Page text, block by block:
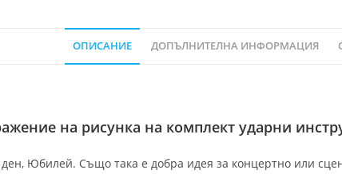
ОПИСАНИЕ ДОПЪЛНИТЕЛНА ИНФОРМАЦИЯ
на рисунка на комплект ударни
Юбилей. Също така е добра идея за концертно или